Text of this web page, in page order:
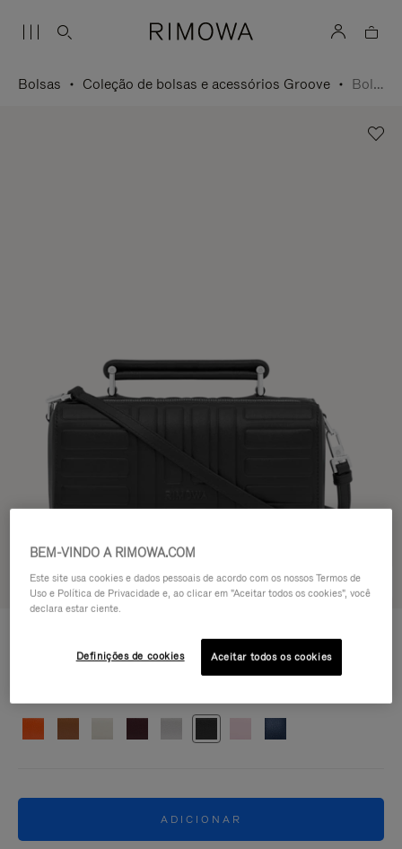
Bolsas Coleção de bolsas e acessórios Groove Bolsa Cross-Body Pequena
Experimente em 3D
Bolsa Cross-Body Pequena R$ 7.550,00
ADICIONAR
BEM-VINDO A RIMOWA.COM
Este site usa cookies e dados pessoais de acordo com os nossos Termos de
Uso e Política de Privacidade e, ao clicar em "Aceitar todos os cookies", você
declara estar ciente.
Definições de cookies Aceitar todos os cookies